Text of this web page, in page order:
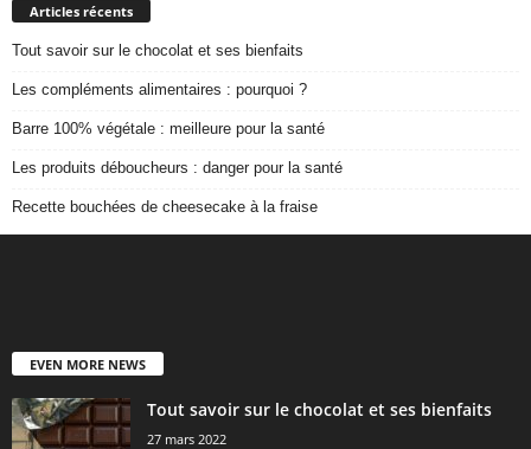
Articles récents
Tout savoir sur le chocolat et ses bienfaits
Les compléments alimentaires : pourquoi ?
Barre 100% végétale : meilleure pour la santé
Les produits déboucheurs : danger pour la santé
Recette bouchées de cheesecake à la fraise
EVEN MORE NEWS
Tout savoir sur le chocolat et ses bienfaits
27 mars 2022